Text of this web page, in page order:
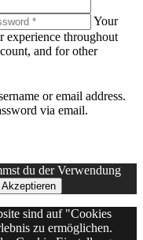
Your
experience throughout
and for other
or email address.
via email.
du der Verwendung
Akzeptieren
sind auf "Cookies
zu ermöglichen.